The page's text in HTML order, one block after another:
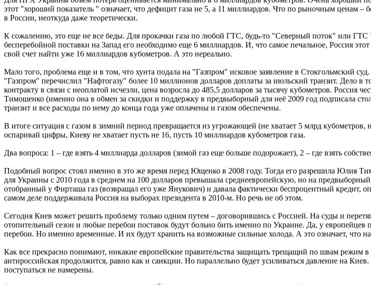
этот "хороший показатель " означает, что дефицит газа не 5, а 11 миллиардов. Что по рыночным ценам
в России, неоткуда даже теоретически.
К сожалению, это еще не все беды. Для прокачки газа по любой ГТС, будь-то "Северный поток" или
бесперебойной поставки на Запад его необходимо еще 6 миллиардов. И, что самое печальное, Россия
свой счет найти уже 16 миллиардов кубометров. А это нереально.
Мало того, проблема еще и в том, что хунта подала на "Газпром" исковое заявление в Стокгольмский
"Газпром" перечислил "Нафтогазу" более 10 миллионов долларов доплаты за июльский транзит. Дело в
контракту в связи с неоплатой исчезли, цена возросла до 485,5 долларов за тысячу кубометров.
Тимошенко (именно она в обмен за скидки и поддержку в предвыборный для неё 2009 год подписала
транзит и все расходы по нему до конца года уже оплачены и газом обеспечены.
В итоге ситуация с газом в зимний период превращается из угрожающей (не хватает 5 млрд
оспаривай цифры, Киеву не хватает пусть не 16, пусть 10 миллиардов кубометров газа.
Два вопроса: 1 – где взять 4 миллиарда долларов (зимой газ еще больше подорожает), 2 – где взять
Подобный вопрос стоял именно в это же время перед Ющенко в 2008 году. Тогда его разрешила Юлия
для Украины с 2010 года в среднем на 100 долларов превышала среднеевропейскую, но на
отобранный у Фирташа газ (возвращал его уже Янукович) и давала фактически беспроцентный кредит,
самом деле поддерживала Россия на выборах президента в 2010-м. Но речь не об этом.
Сегодня Киев может решить проблему только одним путем – договорившись с Россией. На суды и
отопительный сезон и любые перебои поставок будут больно бить именно по Украине. Да, у
перебои. Но именно временные. И их будут хранить на возможные сильные холода. А это означает, что
Как все прекрасно понимают, никакие европейские правительства защищать трещащий по швам режим в
антироссийская продолжится, равно как и санкции. Но параллельно будет усиливаться давление на
поступаться не намерены.